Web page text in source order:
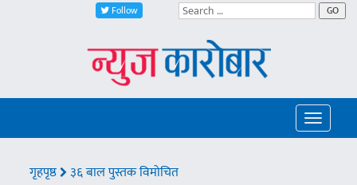
Follow GO
Toggle
गृहपृष्ठ ३६ बाल पुस्तक विमोचित